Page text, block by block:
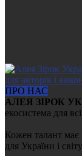
ПРО НАС
АЛЕЯ ЗІРОК
екосистема для
Кожен талант має
для України і